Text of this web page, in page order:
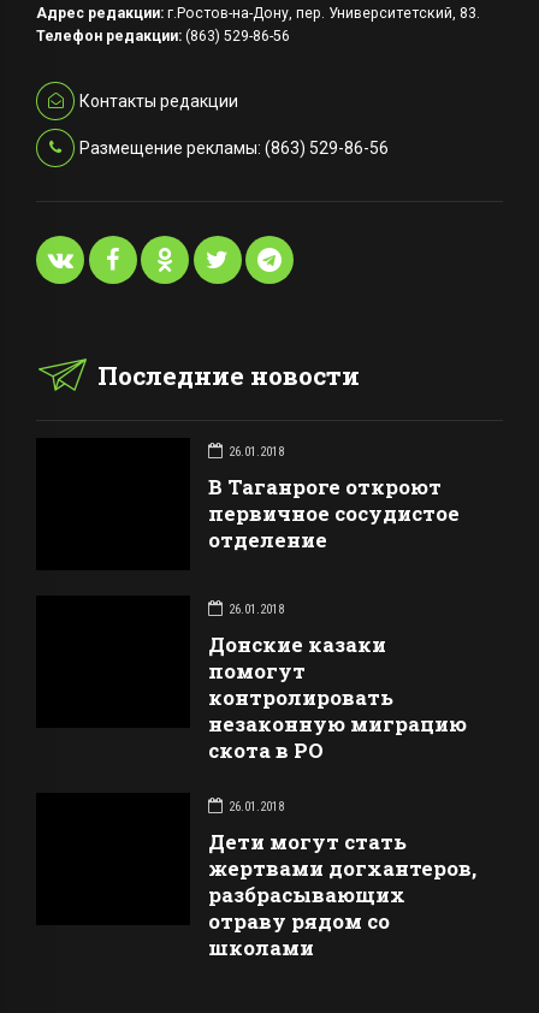
Адрес редакции: г.Ростов-на-Дону, пер. Университетский, 83.
Телефон редакции: (863) 529-86-56
Контакты редакции
Размещение рекламы: (863) 529-86-56
Последние новости
26.01.2018
В Таганроге откроют
первичное сосудистое
отделение
26.01.2018
Донские казаки
помогут
контролировать
незаконную миграцию
скота в РО
26.01.2018
Дети могут стать
жертвами догхантеров,
разбрасывающих
отраву рядом со
школами